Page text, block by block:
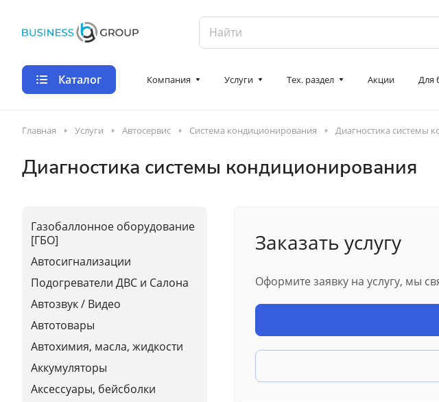
Каталог Компания Услуги Тех. раздел Акции Для
Главная Услуги Автосервис Система кондиционирования Диагностика системы
Диагностика системы кондиционирования
Заказать услугу
Оформите заявку на услугу, мы
Газобаллонное оборудование
[ГБО]
Автосигнализации
Подогреватели ДВС и Салона
Автозвук / Видео
Автотовары
Автохимия, масла, жидкости
Аккумуляторы
Аксессуары, бейсболки